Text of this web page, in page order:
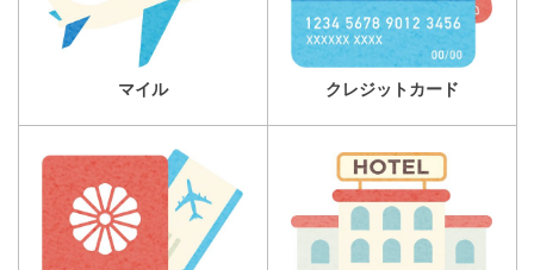
マイル クレジットカード